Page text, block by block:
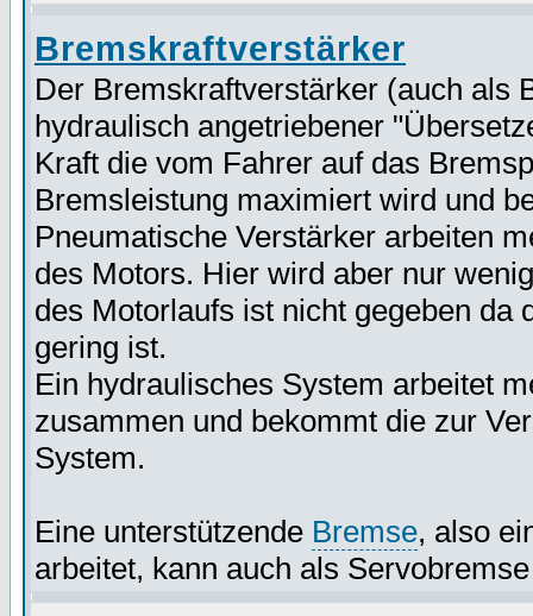
Bremskraftverstärker
Der Bremskraftverstärker (auch als
hydraulisch angetriebener
Kraft die vom Fahrer auf das
Bremsleistung maximiert wird und
Pneumatische Verstärker arbeiten
des Motors. Hier wird aber nur
des Motorlaufs ist nicht gegeben da
gering ist.
Ein hydraulisches System arbeitet
zusammen und bekommt die zur
System.
Eine unterstützende Bremse, also
arbeitet, kann auch als